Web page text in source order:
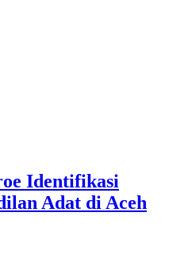
Identifikasi
Adat di Aceh